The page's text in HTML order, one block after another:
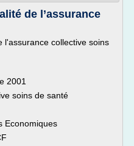
de l’assurance
l'assurance collective soins
2001
soins de santé
Economiques